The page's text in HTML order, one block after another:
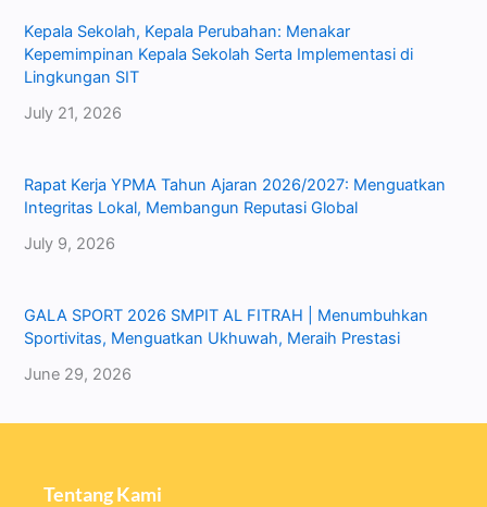
Kepala Sekolah, Kepala Perubahan: Menakar
Kepemimpinan Kepala Sekolah Serta Implementasi di
Lingkungan SIT
July 21, 2026
Rapat Kerja YPMA Tahun Ajaran 2026/2027: Menguatkan
Integritas Lokal, Membangun Reputasi Global
July 9, 2026
GALA SPORT 2026 SMPIT AL FITRAH | Menumbuhkan
Sportivitas, Menguatkan Ukhuwah, Meraih Prestasi
June 29, 2026
Tentang Kami